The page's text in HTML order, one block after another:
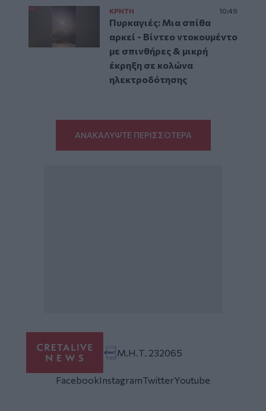
ΚΡΗΤΗ 10:49
Πυρκαγιές: Μια σπίθα
αρκεί - Βίντεο ντοκουμέντο
με σπινθήρες & μικρή
έκρηξη σε κολώνα
ηλεκτροδότησης
ΑΝΑΚΑΛΥΨΤΕ ΠΕΡΙΣΣΟΤΕΡΑ
Μ.Η.Τ. 232065
FacebookInstagramTwitterYoutube